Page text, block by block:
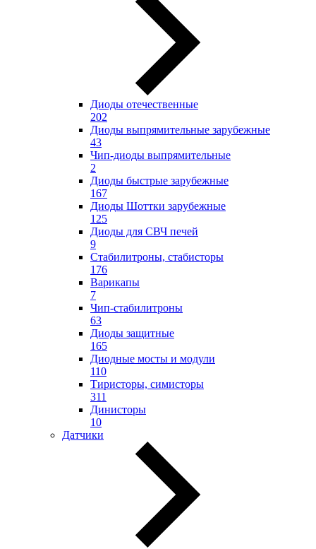
Диоды отечественные
202
Диоды выпрямительные зарубежные
43
Чип-диоды выпрямительные
2
Диоды быстрые зарубежные
167
Диоды Шоттки зарубежные
125
Диоды для СВЧ печей
9
Стабилитроны, стабисторы
176
Варикапы
7
Чип-стабилитроны
63
Диоды защитные
165
Диодные мосты и модули
110
Тиристоры, симисторы
311
Динисторы
10
Датчики